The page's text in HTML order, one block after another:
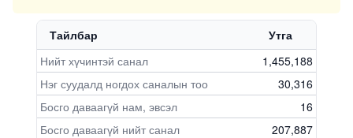
Тайлбар
Утга
Нийт хүчинтэй санал
1,455,188
Нэг суудалд ногдох саналын тоо
30,316
Босго даваагүй нам, эвсэл
16
Босго даваагүй нийт санал
207,887